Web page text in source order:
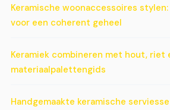
Keramische woonaccessoires
voor een coherent geheel
Keramiek combineren met hout, riet
materiaalpalettengids
Handgemaakte keramische